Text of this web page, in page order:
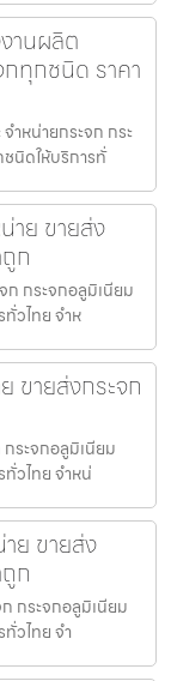
านผลิต
กทุกชนิด ราคา
ำหน่ายกระจก กระ
นิดให้บริการทั่
าย ขายส่ง
ก
ก กระจกอลูมิเนียม
วไทย จำห
ขายส่งกระจก
กระจกอลูมิเนียม
วไทย จำหน่
ย ขายส่ง
ก
กระจกอลูมิเนียม
วไทย จำ